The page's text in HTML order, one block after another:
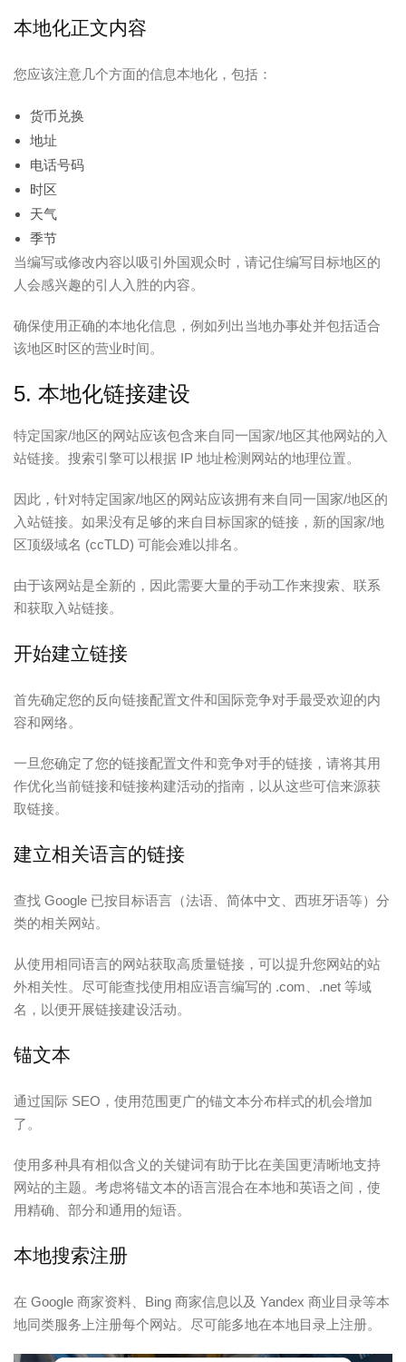
本地化正文内容
您应该注意几个方面的信息本地化，包括：
货币兑换
地址
电话号码
时区
天气
季节
当编写或修改内容以吸引外国观众时，请记住编写目标地区的
人会感兴趣的引人入胜的内容。
确保使用正确的本地化信息，例如列出当地办事处并包括适合
该地区时区的营业时间。
5. 本地化链接建设
特定国家/地区的网站应该包含来自同一国家/地区其他网站的入
站链接。搜索引擎可以根据 IP 地址检测网站的地理位置。
因此，针对特定国家/地区的网站应该拥有来自同一国家/地区的
入站链接。如果没有足够的来自目标国家的链接，新的国家/地
区顶级域名 (ccTLD) 可能会难以排名。
由于该网站是全新的，因此需要大量的手动工作来搜索、联系
和获取入站链接。
开始建立链接
首先确定您的反向链接配置文件和国际竞争对手最受欢迎的内
容和网络。
一旦您确定了您的链接配置文件和竞争对手的链接，请将其用
作优化当前链接和链接构建活动的指南，以从这些可信来源获
取链接。
建立相关语言的链接
查找 Google 已按目标语言（法语、简体中文、西班牙语等）分
类的相关网站。
从使用相同语言的网站获取高质量链接，可以提升您网站的站
外相关性。尽可能查找使用相应语言编写的 .com、.net 等域
名，以便开展链接建设活动。
锚文本
通过国际 SEO，使用范围更广的锚文本分布样式的机会增加
了。
使用多种具有相似含义的关键词有助于比在美国更清晰地支持
网站的主题。考虑将锚文本的语言混合在本地和英语之间，使
用精确、部分和通用的短语。
本地搜索注册
在 Google 商家资料、Bing 商家信息以及 Yandex 商业目录等本
地同类服务上注册每个网站。尽可能多地在本地目录上注册。